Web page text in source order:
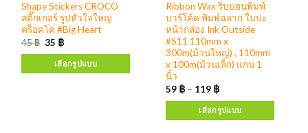
Ribbon Wax ริบบอนพิมพ์
บาร์โค้ด พิมพ์ฉลาก ใบปะ
หน้ากล่อง Ink Outside
#S11 110mm x
300m(ม้วนใหญ่) , 110mm
x 100m(ม้วนเล็ก) แกน 1
นิ้ว
59 ฿ – 119 ฿
เลือกรูปแบบ
Shape Stickers CROCO
สติ๊กเกอร์ รูปหัวใจใหญ่
คร็อคโค่ #Big Heart
45฿ 35 ฿
เลือกรูปแบบ